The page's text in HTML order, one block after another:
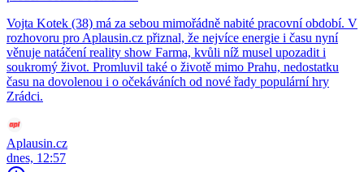
Vojta Kotek (38) má za sebou mimořádně nabité pracovní období. V
rozhovoru pro Aplausin.cz přiznal, že nejvíce energie i času nyní
věnuje natáčení reality show Farma, kvůli níž musel upozadit i
soukromý život. Promluvil také o životě mimo Prahu, nedostatku
času na dovolenou i o očekáváních od nové řady populární hry
Zrádci.
Aplausin.cz
dnes, 12:57